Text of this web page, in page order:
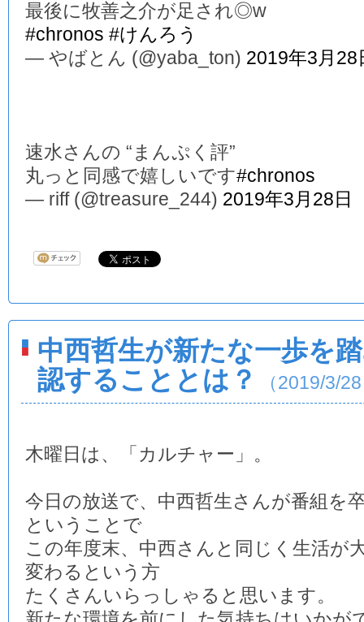
最後に牧善之介が足され◎w
#chronos #けんろう
— やばとん (@yaba_ton) 2019年3月28
速水さんの “まんぷく評”
丸っと同感で嬉しいです#chronos
— riff (@treasure_244) 2019年3月28日
中西哲生が新たな一歩を
認することとは？
（2019/3/
木曜日は、「カルチャー」。
今日の放送で、中西哲生さんが番組を
ということで
この年度末、中西さんと同じく生活が
変わるという方
たくさんいらっしゃると思います。